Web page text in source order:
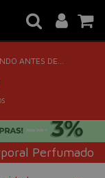
ANTES DE...
Perfumado